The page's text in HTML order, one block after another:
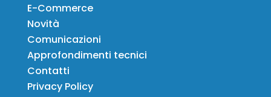
E-Commerce
Novità
Comunicazioni
Approfondimenti tecnici
Contatti
Privacy Policy